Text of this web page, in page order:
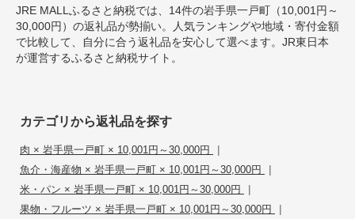
JRE MALLふるさと納税では、14件の岩手県一戸町（10,001円～
30,000円）の返礼品が勢揃い。人気ランキングや地域・寄付金額
で比較して、自分に合う返礼品を安心して選べます。JR東日本
が運営するふるさと納税サイト。
カテゴリから返礼品を探す
肉 × 岩手県一戸町 × 10,001円～30,000円 |
魚介・海産物 × 岩手県一戸町 × 10,001円～30,000円 |
米・パン × 岩手県一戸町 × 10,001円～30,000円 |
果物・フルーツ × 岩手県一戸町 × 10,001円～30,000円 |